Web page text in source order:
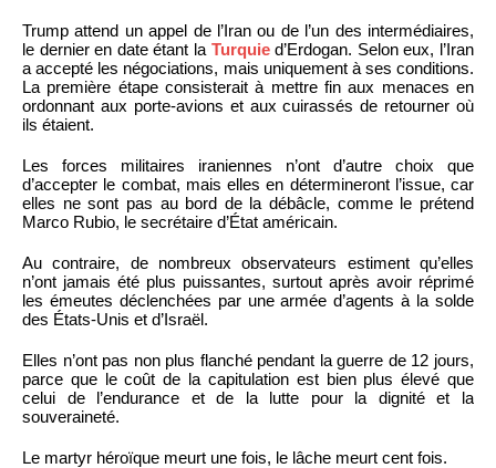
Trump attend un appel de l’Iran ou de l’un des intermédiaires,
le dernier en date étant la Turquied’Erdogan. Selon eux, l’Iran
a accepté les négociations, mais uniquement à ses conditions.
La première étape consisterait à mettre fin aux menaces en
ordonnant aux porte-avions et aux cuirassés de retourner où
ils étaient.
Les forces militaires iraniennes n’ont d’autre choix que
d’accepter le combat, mais elles en détermineront l’issue, car
elles ne sont pas au bord de la débâcle, comme le prétend
Marco Rubio, le secrétaire d’État américain.
Au contraire, de nombreux observateurs estiment qu’elles
n’ont jamais été plus puissantes, surtout après avoir réprimé
les émeutes déclenchées par une armée d’agents à la solde
des États-Unis et d’Israël.
Elles n’ont pas non plus flanché pendant la guerre de 12 jours,
parce que le coût de la capitulation est bien plus élevé que
celui de l’endurance et de la lutte pour la dignité et la
souveraineté.
Le martyr héroïque meurt une fois, le lâche meurt cent fois.